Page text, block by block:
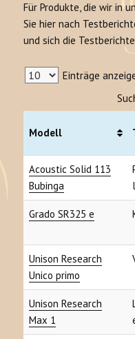
Für Produkte, die wir in
Sie hier nach
und sich die
Einträge
Modell
Acoustic Solid 113
Bubinga
Grado SR325 e
Unison Research
Unico primo
Unison Research
Max 1